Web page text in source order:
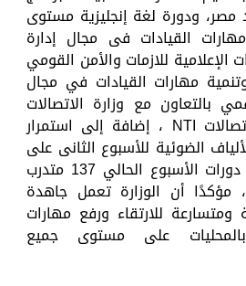
مصر، ودورة لغة إنجليزية مستوى
القيادات فى مجال إدارة
الإعلامية للازمات والأمن القومي
مهارات القيادات في مجال
بالتعاون مع وزارة الاتصالات
والمعهد القومي للاتصالات NTI ، إضافة إلى استمرار
الضوئية للأسبوع الثانى على
التوالى ويستفيد من دورات الأسبوع الحالي 137 متدرب
مؤكدًا أن الوزارة تعمل جاهدة
للارتقاء ورفع مهارات
على مستوى جميع